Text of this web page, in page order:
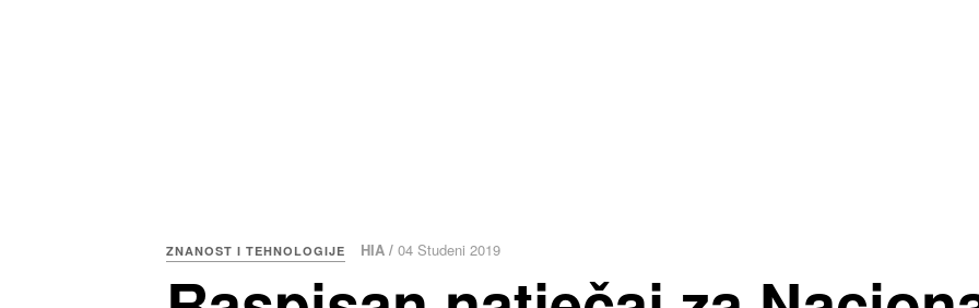
ZNANOST I TEHNOLOGIJE HIA / 04 Studeni 2019